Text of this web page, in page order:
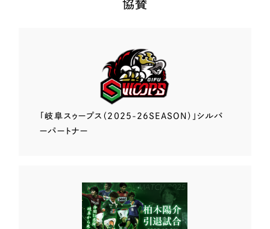
協賛
「岐阜スゥープス （2025-26SEASON）」 シルバ
ーパートナー